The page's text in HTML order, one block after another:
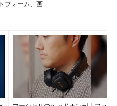
フォーム、画...